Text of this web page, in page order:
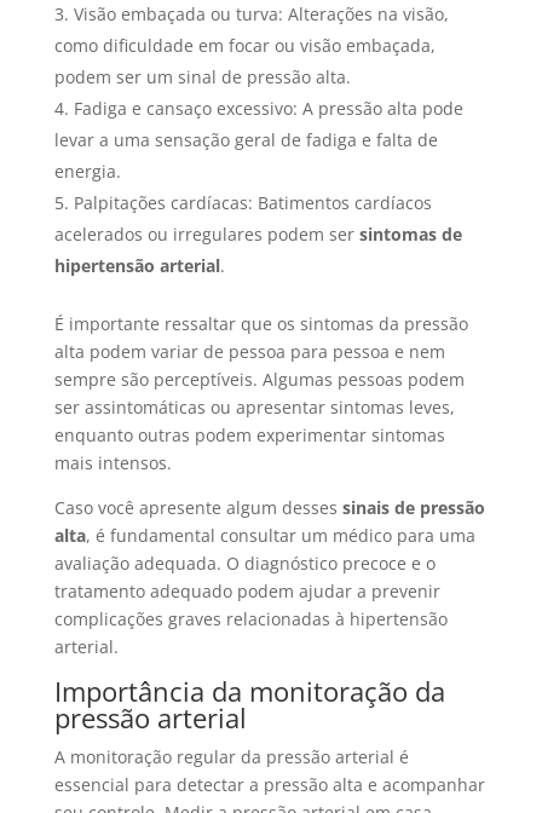
Visão embaçada ou turva: Alterações na visão,
como dificuldade em focar ou visão embaçada,
podem ser um sinal de pressão alta.
Fadiga e cansaço excessivo: A pressão alta pode
levar a uma sensação geral de fadiga e falta de
energia.
Palpitações cardíacas: Batimentos cardíacos
acelerados ou irregulares podem ser sintomas de
hipertensão arterial.
É importante ressaltar que os sintomas da pressão
alta podem variar de pessoa para pessoa e nem
sempre são perceptíveis. Algumas pessoas podem
ser assintomáticas ou apresentar sintomas leves,
enquanto outras podem experimentar sintomas
mais intensos.
Caso você apresente algum desses sinais de pressão
alta, é fundamental consultar um médico para uma
avaliação adequada. O diagnóstico precoce e o
tratamento adequado podem ajudar a prevenir
complicações graves relacionadas à hipertensão
arterial.
Importância da monitoração da
pressão arterial
A monitoração regular da pressão arterial é
essencial para detectar a pressão alta e acompanhar